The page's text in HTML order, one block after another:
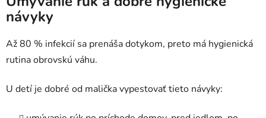
návyky
Až 80 % infekcií sa prenáša dotykom, preto má hygienická
rutina obrovskú váhu.
U detí je dobré od malička vypestovať tieto návyky: